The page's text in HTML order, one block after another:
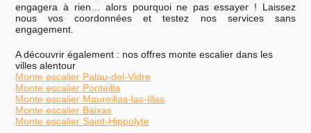
engagera à rien… alors pourquoi ne pas essayer ! Laissez
nous vos coordonnées et testez nos services sans
engagement.
A découvrir également : nos offres monte escalier dans les
villes alentour
Monte escalier Palau-del-Vidre
Monte escalier Ponteilla
Monte escalier Maureillas-las-Illas
Monte escalier Baixas
Monte escalier Saint-Hippolyte